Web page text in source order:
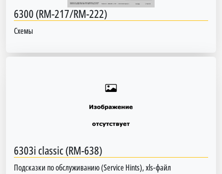
6300 (RM-217/RM-222)
Схемы
6303i classic (RM-638)
Подсказки по обслуживанию (Service Hints), xls-файл